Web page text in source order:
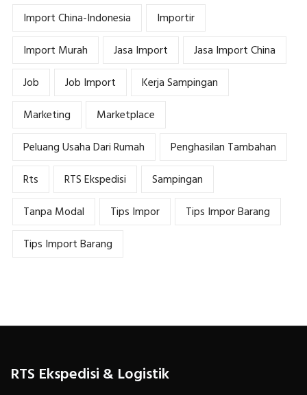
Import China-Indonesia
Importir
Import Murah
Jasa Import
Jasa Import China
Job
Job Import
Kerja Sampingan
Marketing
Marketplace
Peluang Usaha Dari Rumah
Penghasilan Tambahan
Rts
RTS Ekspedisi
Sampingan
Tanpa Modal
Tips Impor
Tips Impor Barang
Tips Import Barang
RTS Ekspedisi & Logistik